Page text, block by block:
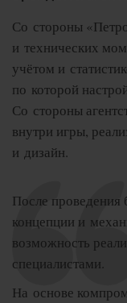
Со стороны
и технических
учётом и
по которой
Со стороны
внутри игры,
и дизайн.
После
концепции и
возможность
специалистами.
На основе